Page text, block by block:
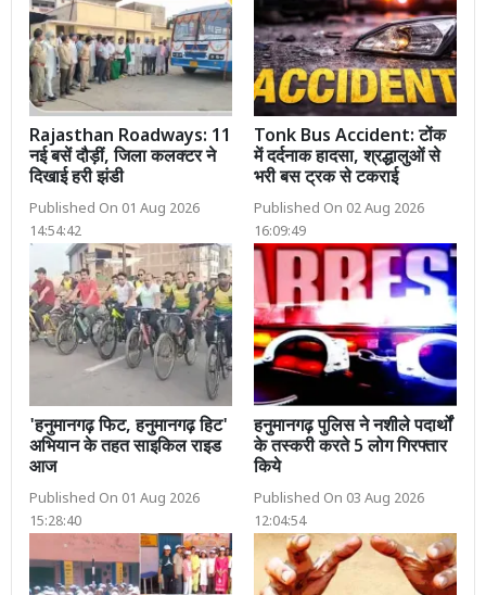
Rajasthan Roadways: 11
नई बसें दौड़ीं, जिला कलक्टर ने
दिखाई हरी झंडी
Published On 01 Aug 2026
14:54:42
Tonk Bus Accident: टोंक
में दर्दनाक हादसा, श्रद्धालुओं से
भरी बस ट्रक से टकराई
Published On 02 Aug 2026
16:09:49
'हनुमानगढ़ फिट, हनुमानगढ़ हिट'
अभियान के तहत साइकिल राइड
आज
Published On 01 Aug 2026
15:28:40
हनुमानगढ़ पुलिस ने नशीले पदार्थों
के तस्करी करते 5 लोग गिरफ्तार
किये
Published On 03 Aug 2026
12:04:54